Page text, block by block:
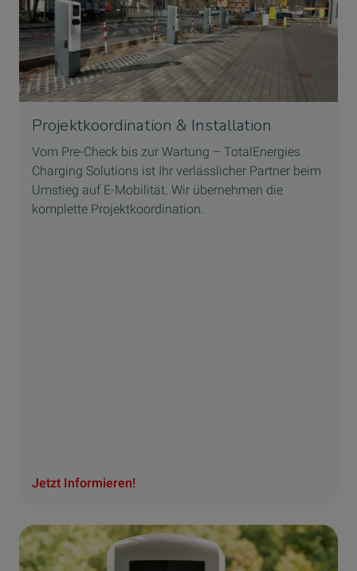
Projektkoordination & Installation
Vom Pre-Check bis zur Wartung – TotalEnergies
Charging Solutions ist Ihr verlässlicher Partner beim
Umstieg auf E-Mobilität. Wir übernehmen die
komplette Projektkoordination.
Jetzt Informieren!